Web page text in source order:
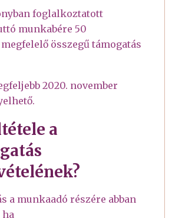
foglalkoztatott
munkabére 50
összegű támogatás
2020. november
a
a munkaadó részére abban
ha